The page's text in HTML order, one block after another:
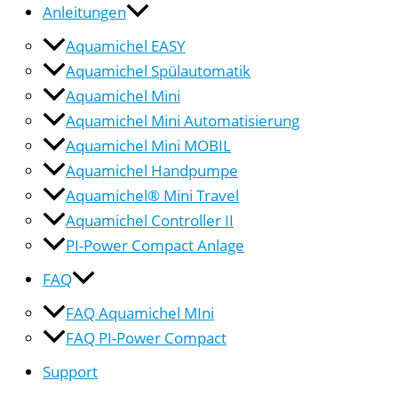
Anleitungen
Aquamichel EASY
Aquamichel Spülautomatik
Aquamichel Mini
Aquamichel Mini Automatisierung
Aquamichel Mini MOBIL
Aquamichel Handpumpe
Aquamichel® Mini Travel
Aquamichel Controller II
PI-Power Compact Anlage
FAQ
FAQ Aquamichel MIni
FAQ PI-Power Compact
Support